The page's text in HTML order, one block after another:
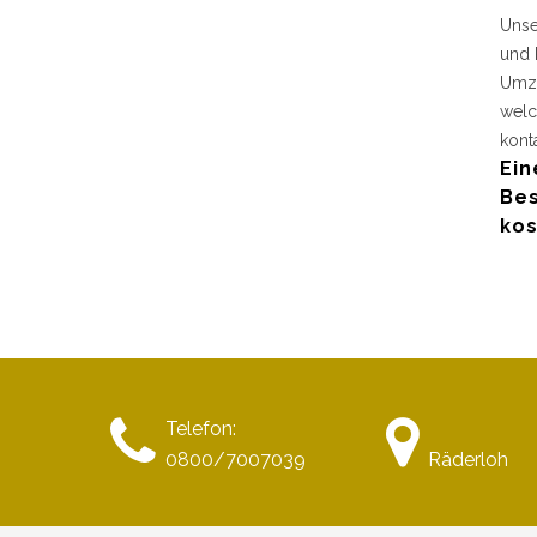
und
Telefon:
0800/7007039
Räderloh